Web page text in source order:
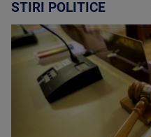
STIRI POLITICE